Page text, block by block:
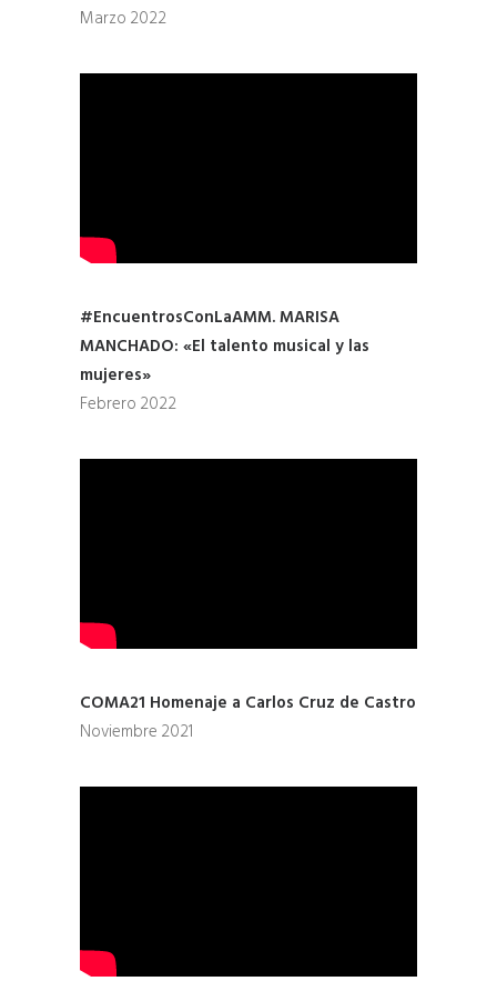
Marzo 2022
#EncuentrosConLaAMM. MARISA
MANCHADO: «El talento musical y las
mujeres»
Febrero 2022
COMA21 Homenaje a Carlos Cruz de Castro
Noviembre 2021